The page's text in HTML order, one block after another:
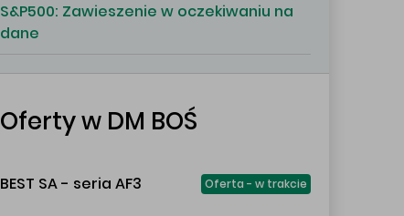
S&P500: Zawieszenie w oczekiwaniu na
dane
Oferty w DM BOŚ
BEST SA - seria AF3 Oferta - w trakcie